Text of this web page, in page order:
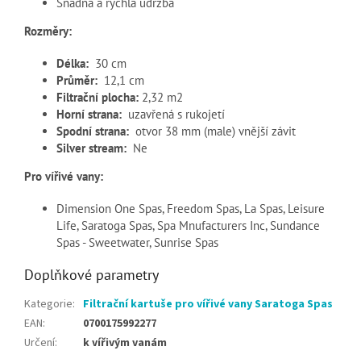
Rozměry:
Délka: 30 cm
Průměr: 12,1 cm
Filtrační plocha: 2,32 m2
Horní strana: uzavřená s rukojetí
Spodní strana: otvor 38 mm (male) vnější závit
Silver stream: Ne
Pro vířivé vany:
Dimension One Spas, Freedom Spas, La Spas, Leisure
Life, Saratoga Spas, Spa Mnufacturers Inc, Sundance
Spas - Sweetwater, Sunrise Spas
Doplňkové parametry
Kategorie: Filtrační kartuše pro vířivé vany Saratoga Spas
EAN:
0700175992277
Určení: k vířivým vanám